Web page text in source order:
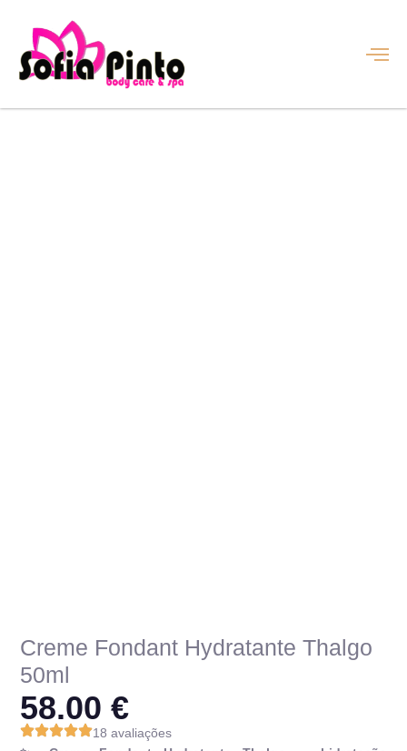
Creme Fondant Hydratante Thalgo
50ml
58.00€
18 avaliações